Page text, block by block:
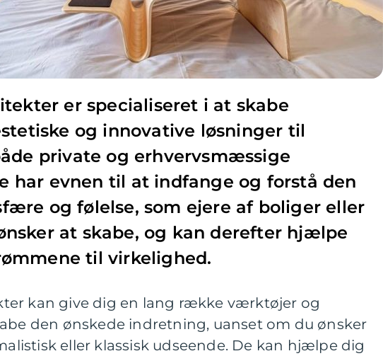
er specialiseret i at skabe
og innovative løsninger til
private og erhvervsmæssige
har evnen til at indfange og forstå den
og følelse, som ejere af boliger eller
at skabe, og kan derefter hjælpe
til virkelighed.
kan give dig en lang række værktøjer og
den ønskede indretning, uanset om du ønsker
eller klassisk udseende. De kan hjælpe dig